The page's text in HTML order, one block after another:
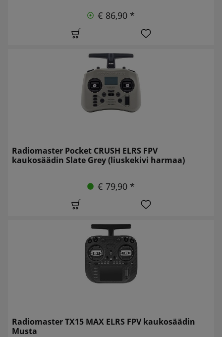
€ 86,90 *
Radiomaster Pocket CRUSH ELRS FPV
kaukosäädin Slate Grey (liuskekivi harmaa)
€ 79,90 *
Radiomaster TX15 MAX ELRS FPV kaukosäädin
Musta